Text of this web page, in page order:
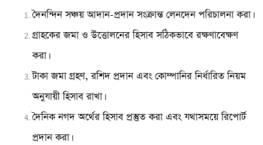
দৈনন্দিন সঞ্চয় আদান-প্রদান সংক্রান্ত লেনদেন পরিচালনা করা।
গ্রাহকের জমা ও উত্তোলনের হিসাব সঠিকভাবে রক্ষণাবেক্ষণ
করা।
টাকা জমা গ্রহণ, রশিদ প্রদান এবং কোম্পানির নির্ধারিত নিয়ম
অনুযায়ী হিসাব রাখা।
দৈনিক নগদ অর্থের হিসাব প্রস্তুত করা এবং যথাসময়ে রিপোর্ট
প্রদান করা।